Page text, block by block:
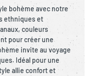
bohème avec notre
ethniques et
couleurs
pour créer une
invite au voyage
Idéal pour une
allie confort et